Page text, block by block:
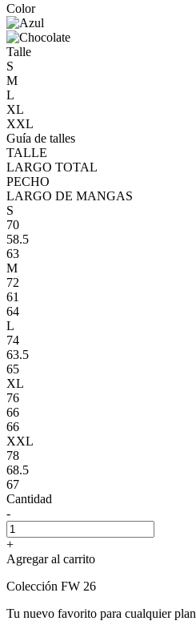
Color
Talle
S
M
L
XL
XXL
Guía de talles
TALLE
LARGO TOTAL
PECHO
LARGO DE MANGAS
S
70
58.5
63
M
72
61
64
L
74
63.5
65
XL
76
66
66
XXL
78
68.5
67
Cantidad
-
+
Agregar al carrito
Colección FW 26
Tu nuevo favorito para cualquier plan